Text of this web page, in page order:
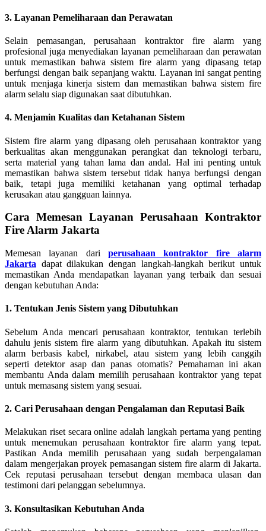
3. Layanan Pemeliharaan dan Perawatan
Selain pemasangan, perusahaan kontraktor fire alarm yang
profesional juga menyediakan layanan pemeliharaan dan perawatan
untuk memastikan bahwa sistem fire alarm yang dipasang tetap
berfungsi dengan baik sepanjang waktu. Layanan ini sangat penting
untuk menjaga kinerja sistem dan memastikan bahwa sistem fire
alarm selalu siap digunakan saat dibutuhkan.
4. Menjamin Kualitas dan Ketahanan Sistem
Sistem fire alarm yang dipasang oleh perusahaan kontraktor yang
berkualitas akan menggunakan perangkat dan teknologi terbaru,
serta material yang tahan lama dan andal. Hal ini penting untuk
memastikan bahwa sistem tersebut tidak hanya berfungsi dengan
baik, tetapi juga memiliki ketahanan yang optimal terhadap
kerusakan atau gangguan lainnya.
Cara Memesan Layanan Perusahaan Kontraktor
Fire Alarm Jakarta
Memesan layanan dari perusahaan kontraktor fire alarm
Jakarta dapat dilakukan dengan langkah-langkah berikut untuk
memastikan Anda mendapatkan layanan yang terbaik dan sesuai
dengan kebutuhan Anda:
1. Tentukan Jenis Sistem yang Dibutuhkan
Sebelum Anda mencari perusahaan kontraktor, tentukan terlebih
dahulu jenis sistem fire alarm yang dibutuhkan. Apakah itu sistem
alarm berbasis kabel, nirkabel, atau sistem yang lebih canggih
seperti detektor asap dan panas otomatis? Pemahaman ini akan
membantu Anda dalam memilih perusahaan kontraktor yang tepat
untuk memasang sistem yang sesuai.
2. Cari Perusahaan dengan Pengalaman dan Reputasi Baik
Melakukan riset secara online adalah langkah pertama yang penting
untuk menemukan perusahaan kontraktor fire alarm yang tepat.
Pastikan Anda memilih perusahaan yang sudah berpengalaman
dalam mengerjakan proyek pemasangan sistem fire alarm di Jakarta.
Cek reputasi perusahaan tersebut dengan membaca ulasan dan
testimoni dari pelanggan sebelumnya.
3. Konsultasikan Kebutuhan Anda